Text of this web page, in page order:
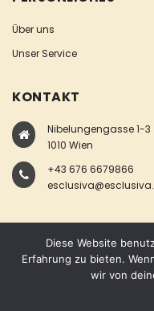
Über uns
Unser Service
KONTAKT
Nibelungengasse 1-3
1010 Wien
+43 676 6679866
Diese Website
Erfahrung zu bieten.
wir von